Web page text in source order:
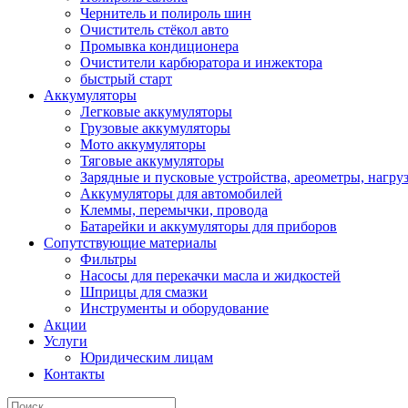
Чернитель и полироль шин
Очиститель стёкол авто
Промывка кондиционера
Очистители карбюратора и инжектора
быстрый старт
Аккумуляторы
Легковые аккумуляторы
Грузовые аккумуляторы
Мото аккумуляторы
Тяговые аккумуляторы
Зарядные и пусковые устройства, ареометры,
Аккумуляторы для автомобилей
Клеммы, перемычки, провода
Батарейки и аккумуляторы для приборов
Сопутствующие материалы
Фильтры
Насосы для перекачки масла и жидкостей
Шприцы для смазки
Инструменты и оборудование
Акции
Услуги
Юридическим лицам
Контакты